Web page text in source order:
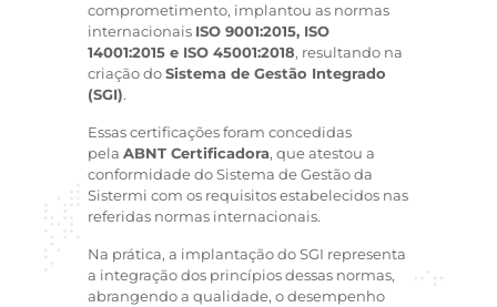
comprometimento, implantou as normas
internacionais ISO 9001:2015, ISO
14001:2015 e ISO 45001:2018, resultando na
criação doSistema de Gestão Integrado
(SGI).
Essas certificações foram concedidas
pelaABNT Certificadora, que atestou a
conformidade do Sistema de Gestão da
Sistermi com os requisitos estabelecidos nas
referidas normas internacionais.
Na prática, a implantação do SGI representa
a integração dos princípios dessas normas,
abrangendo a qualidade, o desempenho